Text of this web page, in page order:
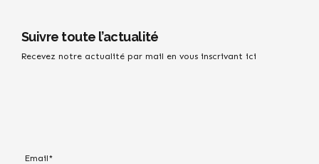
Suivre toute l’actualité
Recevez notre actualité par mail en vous inscrivant ici
Email*